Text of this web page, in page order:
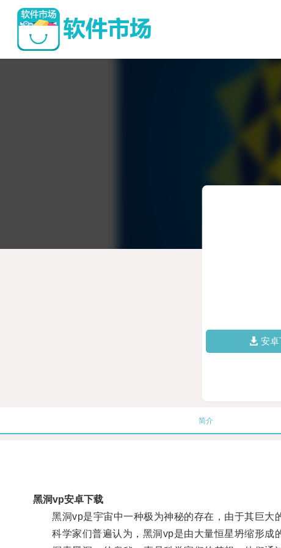
安卓
简介
黑洞vp安卓下载
黑洞vp是宇宙中一种极为神秘的存在，由于其巨大的
科学家们普遍认为，黑洞vp是由大量恒星坍缩形成